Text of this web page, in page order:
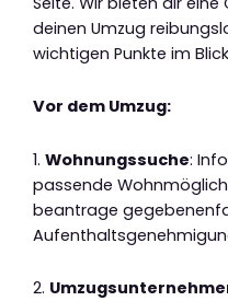
deinen Umzug
wichtigen Punkte im
Vor dem Umzug:
1. Wohnungssuche:
passende
beantrage
2.